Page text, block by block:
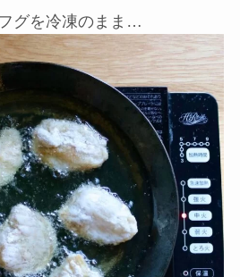
グを冷凍のまま…